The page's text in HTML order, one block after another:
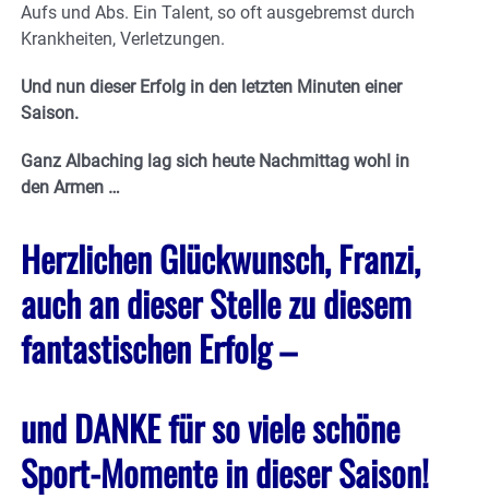
Aufs und Abs. Ein Talent, so oft ausgebremst durch
Krankheiten, Verletzungen.
Und nun dieser Erfolg in den letzten Minuten einer
Saison.
Ganz Albaching lag sich heute Nachmittag wohl in
den Armen …
Herzlichen Glückwunsch, Franzi,
auch an dieser Stelle zu diesem
fantastischen Erfolg –
und DANKE für so viele schöne
Sport-Momente in dieser Saison!